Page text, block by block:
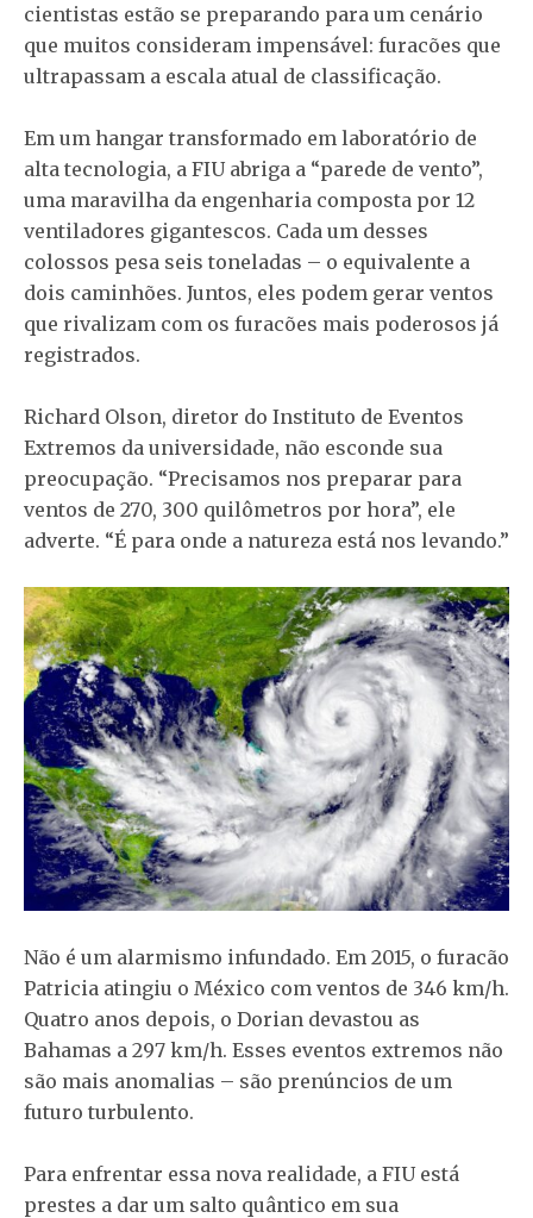
cientistas estão se preparando para um cenário
que muitos consideram impensável: furacões que
ultrapassam a escala atual de classificação.
Em um hangar transformado em laboratório de
alta tecnologia, a FIU abriga a “parede de vento”,
uma maravilha da engenharia composta por 12
ventiladores gigantescos. Cada um desses
colossos pesa seis toneladas – o equivalente a
dois caminhões. Juntos, eles podem gerar ventos
que rivalizam com os furacões mais poderosos já
registrados.
Richard Olson, diretor do Instituto de Eventos
Extremos da universidade, não esconde sua
preocupação. “Precisamos nos preparar para
ventos de 270, 300 quilômetros por hora”, ele
adverte. “É para onde a natureza está nos levando.”
Não é um alarmismo infundado. Em 2015, o furacão
Patricia atingiu o México com ventos de 346 km/h.
Quatro anos depois, o Dorian devastou as
Bahamas a 297 km/h. Esses eventos extremos não
são mais anomalias – são prenúncios de um
futuro turbulento.
Para enfrentar essa nova realidade, a FIU está
prestes a dar um salto quântico em sua